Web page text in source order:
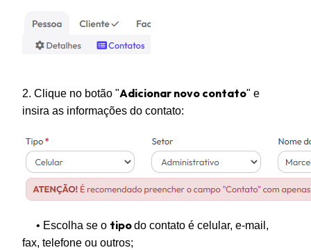
2. Clique no botão "Adicionar novo contato" e
insira as informações do contato:
• Escolha se o tipodo contato é celular, e-mail,
fax, telefone ou outros;